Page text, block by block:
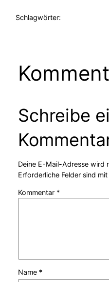
Schlagwörter:
Schreibe
Deine E-Mail-Adresse wird
Erforderliche Felder sind mit
Kommentar *
Name *